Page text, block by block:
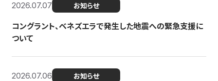
2026.07.07 お知らせ
コングラント、ベネズエラで発生した地震への緊急支援に
ついて
2026.07.06 お知らせ